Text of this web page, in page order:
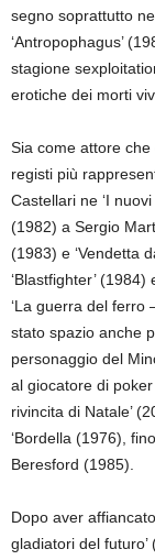
segno soprattutto
‘Antropophagus’
stagione
erotiche dei morti
Sia come attore
registi più
Castellari ne ‘I
(1982) a Sergio
(1983) e ‘Vendetta
‘Blastfighter’
‘La guerra del ferro
stato spazio anche
personaggio del
al giocatore di poker
rivincita di Natale’
‘Bordella (1976),
Beresford (1985).
Dopo aver
gladiatori del